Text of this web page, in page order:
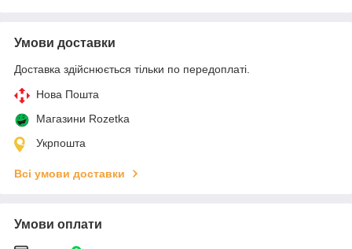
Умови доставки
Доставка здійснюється тільки по передоплаті.
Нова Пошта
Магазини Rozetka
Укрпошта
Всі умови доставки
Умови оплати